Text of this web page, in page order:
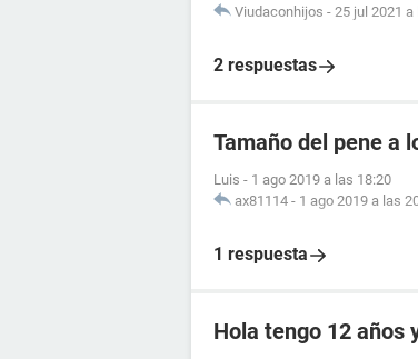
Viudaconhijos - 25 jul 2021 a
2 respuestas
Tamaño del pene a
Luis - 1 ago 2019 a las 18:20
ax81114 - 1 ago 2019 a las
1 respuesta
Hola tengo 12 años